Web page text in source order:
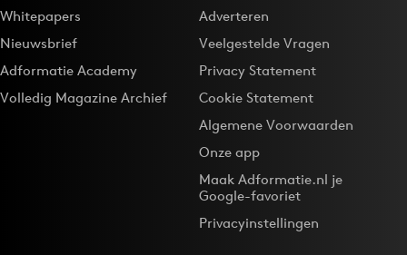
Whitepapers
Nieuwsbrief
Adformatie Academy
Volledig Magazine Archief
Adverteren
Veelgestelde Vragen
Privacy Statement
Cookie Statement
Algemene Voorwaarden
Onze app
Maak Adformatie.nl je
Google-favoriet
Privacyinstellingen